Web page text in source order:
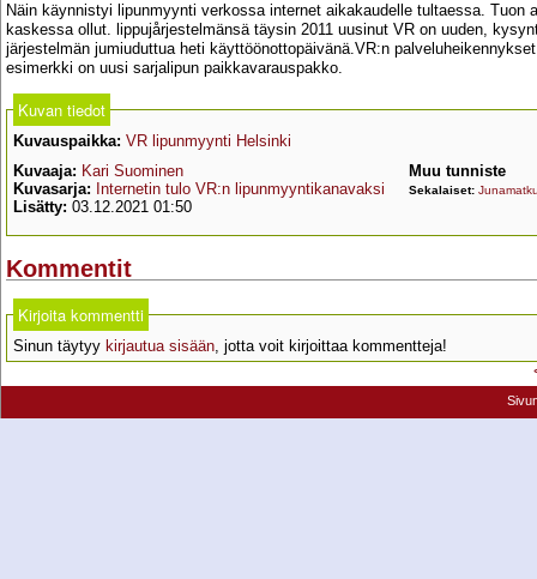
Näin käynnistyi lipunmyynti verkossa internet aikakaudelle tultaessa.
kaskessa ollut. lippujårjestelmänsä täysin 2011 uusinut VR on uuden,
järjestelmän jumiuduttua heti käyttöönottopäivänä.VR:n
esimerkki on uusi sarjalipun paikkavarauspakko.
Kuvan tiedot
Kuvauspaikka: VR lipunmyynti Helsinki
Kuvaaja: Kari Suominen
Kuvasarja:
Internetin tulo VR:n lipunmyyntikanavaksi
Lisätty: 03.12.2021 01:50
Muu tunniste
Sekalaiset:
Kommentit
Kirjoita kommentti
Sinun täytyy kirjautua sisään, jotta voit kirjoittaa kommentteja!